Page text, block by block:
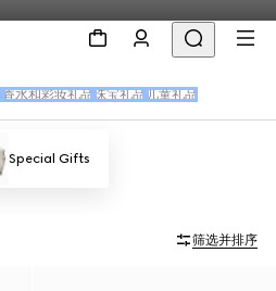
香水和彩妆礼品 珠宝礼品 儿童礼品
Special Gifts
筛选并排序